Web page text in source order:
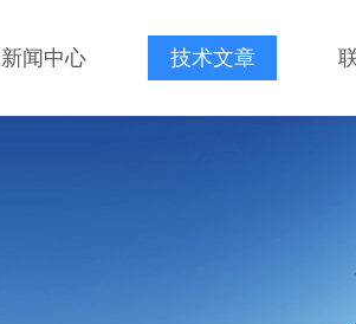
新闻中心 技术文章